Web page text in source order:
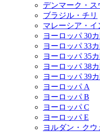
デンマーク・ス
ブラジル・チリ
マレーシア・イ
ヨーロッパ 30
ヨーロッパ 33
ヨーロッパ 35
ヨーロッパ 38
ヨーロッパ 39
ヨーロッパ A
ヨーロッパ B
ヨーロッパ C
ヨーロッパ E
ヨルダン・ク